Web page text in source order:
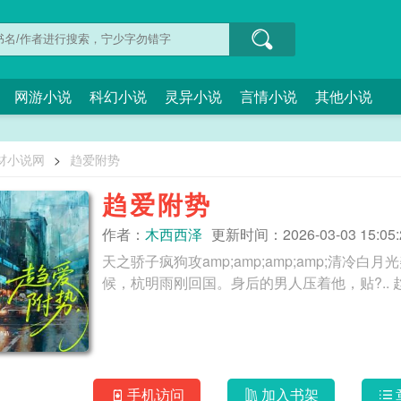
网游小说 科幻小说 灵异小说 言情小说 其他小说
小说网 > 趋爱附势
趋爱附势
作者： 木西西泽 更新时间：2026-03-03
天之骄子疯狗攻amp;amp;amp;amp;清冷白月
候
手机访问 加入书架